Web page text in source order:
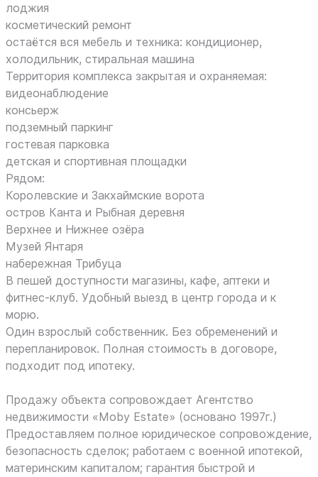
лоджия
косметический ремонт
остаётся вся мебель и техника: кондиционер,
холодильник, стиральная машина
Территория комплекса закрытая и охраняемая:
видеонаблюдение
консьерж
подземный паркинг
гостевая парковка
детская и спортивная площадки
Рядом:
Королевские и Закхаймские ворота
остров Канта и Рыбная деревня
Верхнее и Нижнее озёра
Музей Янтаря
набережная Трибуца
В пешей доступности магазины, кафе, аптеки и
фитнес-клуб. Удобный выезд в центр города и к
морю.
Один взрослый собственник. Без обременений и
перепланировок. Полная стоимость в договоре,
подходит под ипотеку.
Продажу объекта сопровождает Агентство
недвижимости «Moby Estate» (основано 1997г.)
Предоставляем полное юридическое сопровождение,
безопасность сделок; работаем с военной ипотекой,
материнским капиталом; гарантия быстрой и